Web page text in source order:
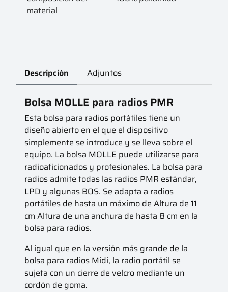
material
Descripción Adjuntos
Bolsa MOLLE para radios PMR
Esta bolsa para radios portátiles tiene un
diseño abierto en el que el dispositivo
simplemente se introduce y se lleva sobre el
equipo. La bolsa MOLLE puede utilizarse para
radioaficionados y profesionales. La bolsa para
radios admite todas las radios PMR estándar,
LPD y algunas BOS. Se adapta a radios
portátiles de hasta un máximo de Altura de 11
cm Altura de una anchura de hasta 8 cm en la
bolsa para radios.
Al igual que en la versión más grande de la
bolsa para radios Midi, la radio portátil se
sujeta con un cierre de velcro mediante un
cordón de goma.